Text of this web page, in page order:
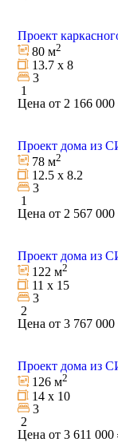
Проект
80 м2
13.7 х 8
3
1
Цена от 2 166 000
Проект дома из
78 м2
12.5 х 8.2
3
1
Цена от 2 567 000
Проект дома из
122 м2
11 х 15
3
2
Цена от 3 767 000
Проект дома из
126 м2
14 х 10
3
2
Цена от 3 611 000